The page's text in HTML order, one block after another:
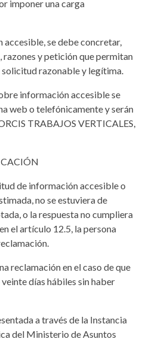
imponer una carga
accesible, se debe concretar,
razones y petición que permitan
razonable y legítima.
información accesible se
web o telefónicamente y serán
TRABAJOS VERTICALES,
de información accesible o
no se estuviera de
o la respuesta no cumpliera
el artículo 12.5, la persona
reclamación en el caso de que
días hábiles sin haber
a través de la Instancia
del Ministerio de Asuntos